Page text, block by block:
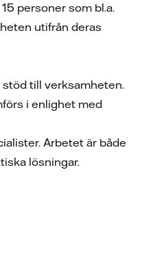
personer som bl.a.
utifrån deras
till verksamheten.
i enlighet med
Arbetet är både
lösningar.